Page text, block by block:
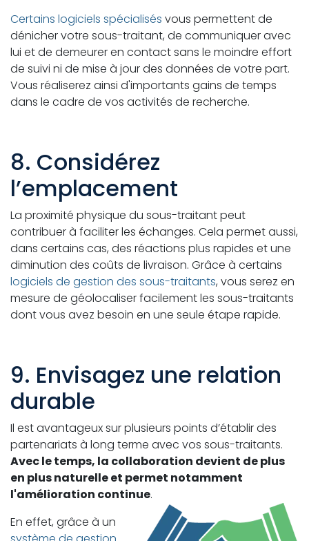
Certains logiciels spécialisés vous permettent de
dénicher votre sous-traitant, de communiquer avec
lui et de demeurer en contact sans le moindre effort
de suivi ni de mise à jour des données de votre part.
Vous réaliserez ainsi d'importants gains de temps
dans le cadre de vos activités de recherche.
8. Considérez
l’emplacement
La proximité physique du sous-traitant peut
contribuer à faciliter les échanges. Cela permet aussi,
dans certains cas, des réactions plus rapides et une
diminution des coûts de livraison. Grâce à certains
logiciels de gestion des sous-traitants, vous serez en
mesure de géolocaliser facilement les sous-traitants
dont vous avez besoin en une seule étape rapide.
9. Envisagez une relation
durable
Il est avantageux sur plusieurs points d’établir des
partenariats à long terme avec vos sous-traitants.
Avec le temps, la collaboration devient de plus
en plus naturelle et permet notamment
l'amélioration continue.
En effet, grâce à un